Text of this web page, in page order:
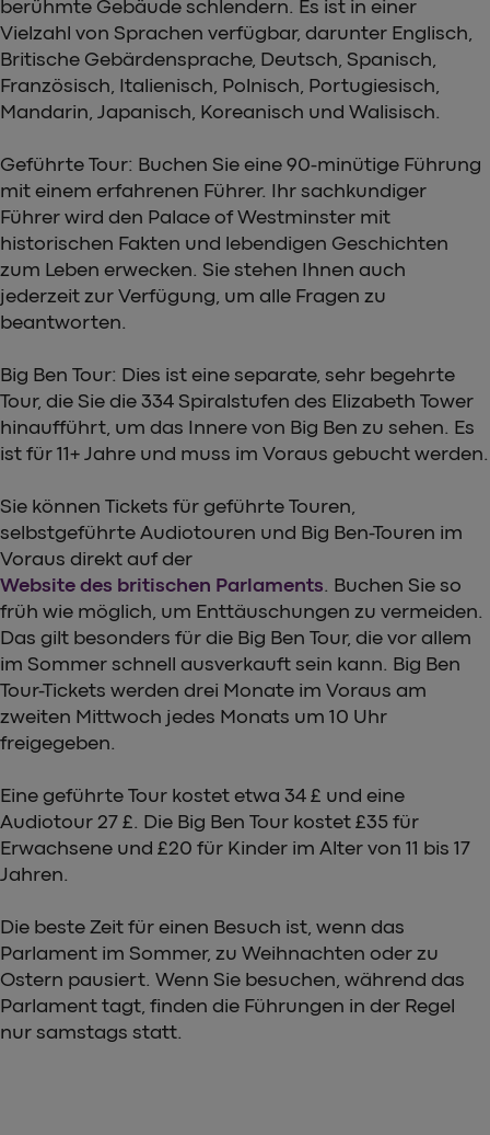
berühmte Gebäude schlendern. Es ist in einer
Vielzahl von Sprachen verfügbar, darunter Englisch,
Britische Gebärdensprache, Deutsch, Spanisch,
Französisch, Italienisch, Polnisch, Portugiesisch,
Mandarin, Japanisch, Koreanisch und Walisisch.
Geführte Tour: Buchen Sie eine 90-minütige Führung
mit einem erfahrenen Führer. Ihr sachkundiger
Führer wird den Palace of Westminster mit
historischen Fakten und lebendigen Geschichten
zum Leben erwecken. Sie stehen Ihnen auch
jederzeit zur Verfügung, um alle Fragen zu
beantworten.
Big Ben Tour: Dies ist eine separate, sehr begehrte
Tour, die Sie die 334 Spiralstufen des Elizabeth Tower
hinaufführt, um das Innere von Big Ben zu sehen. Es
ist für 11+ Jahre und muss im Voraus gebucht werden.
Sie können Tickets für geführte Touren,
selbstgeführte Audiotouren und Big Ben-Touren im
Voraus direkt auf der
Website des britischen Parlaments. Buchen Sie so
früh wie möglich, um Enttäuschungen zu vermeiden.
Das gilt besonders für die Big Ben Tour, die vor allem
im Sommer schnell ausverkauft sein kann. Big Ben
Tour-Tickets werden drei Monate im Voraus am
zweiten Mittwoch jedes Monats um 10 Uhr
freigegeben.
Eine geführte Tour kostet etwa 34 £ und eine
Audiotour 27 £. Die Big Ben Tour kostet £35 für
Erwachsene und £20 für Kinder im Alter von 11 bis 17
Jahren.
Die beste Zeit für einen Besuch ist, wenn das
Parlament im Sommer, zu Weihnachten oder zu
Ostern pausiert. Wenn Sie besuchen, während das
Parlament tagt, finden die Führungen in der Regel
nur samstags statt.